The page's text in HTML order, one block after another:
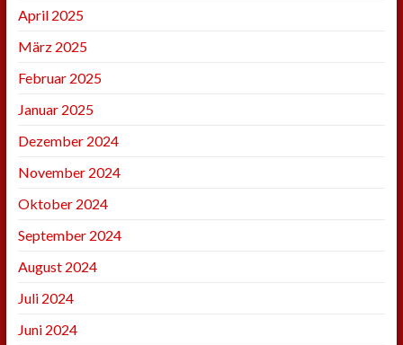
April 2025
März 2025
Februar 2025
Januar 2025
Dezember 2024
November 2024
Oktober 2024
September 2024
August 2024
Juli 2024
Juni 2024